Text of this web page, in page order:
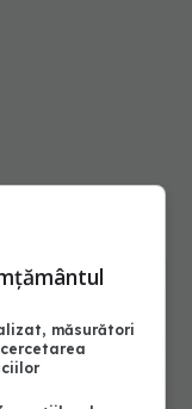
măsurători